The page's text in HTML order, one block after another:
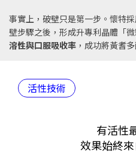
事實上，破壁只是第一步。懷特
壁步驟之後，形成升專利晶體「
溶性與口服吸收率 ，成功將黃耆
活性技術
有活性
效果始終來